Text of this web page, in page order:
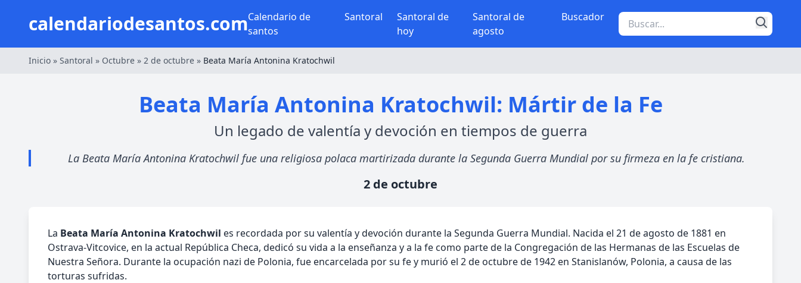
calendariodesantos.comCalendario de
santos
Santoral
Santoral de
hoy
Santoral de
agosto
Buscador
Inicio » Santoral » Octubre » 2 de octubre » Beata María Antonina Kratochwil
Beata María Antonina Kratochwil: Mártir de la Fe
Un legado de valentía y devoción en tiempos de guerra
La Beata María Antonina Kratochwil fue una religiosa polaca martirizada durante la Segunda Guerra Mundial por su firmeza en la fe cristiana.
2 de octubre
La Beata María Antonina Kratochwil es recordada por su valentía y devoción durante la Segunda Guerra Mundial. Nacida el 21 de agosto de 1881 en
Ostrava-Vitcovice, en la actual República Checa, dedicó su vida a la enseñanza y a la fe como parte de la Congregación de las Hermanas de las Escuelas de
Nuestra Señora. Durante la ocupación nazi de Polonia, fue encarcelada por su fe y murió el 2 de octubre de 1942 en Stanislanów, Polonia, a causa de las
torturas sufridas.